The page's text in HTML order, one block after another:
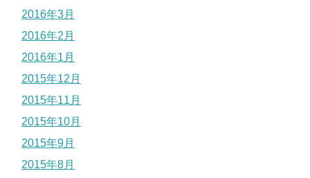
2016年3月
2016年2月
2016年1月
2015年12月
2015年11月
2015年10月
2015年9月
2015年8月